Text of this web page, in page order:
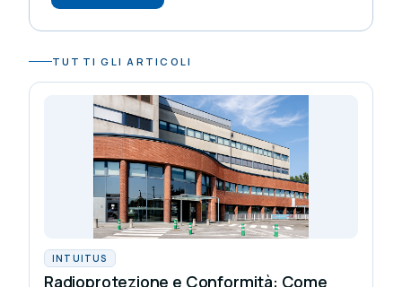
TUTTI GLI ARTICOLI
INTUITUS
Radioprotezione e Conformità: Come